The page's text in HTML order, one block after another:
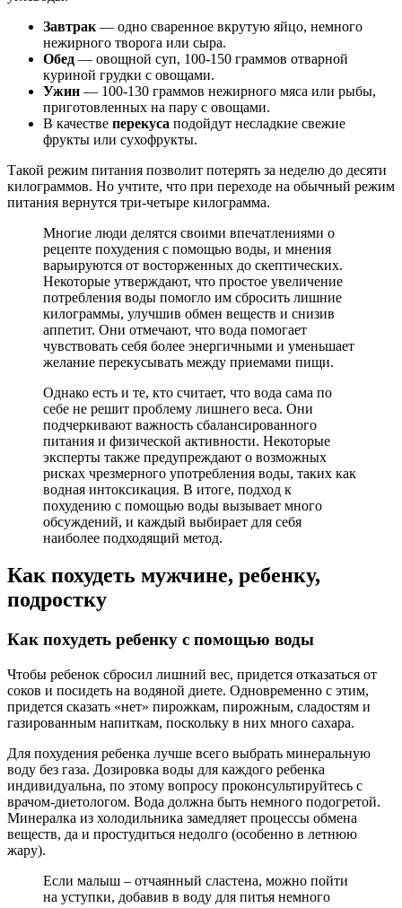
Завтрак — одно сваренное вкрутую яйцо, немного
нежирного творога или сыра.
Обед — овощной суп, 100-150 граммов отварной
куриной грудки с овощами.
Ужин — 100-130 граммов нежирного мяса или рыбы,
приготовленных на пару с овощами.
В качестве перекуса подойдут несладкие свежие
фрукты или сухофрукты.
Такой режим питания позволит потерять за неделю до десяти
килограммов. Но учтите, что при переходе на обычный режим
питания вернутся три-четыре килограмма.
Многие люди делятся своими впечатлениями о
рецепте похудения с помощью воды, и мнения
варьируются от восторженных до скептических.
Некоторые утверждают, что простое увеличение
потребления воды помогло им сбросить лишние
килограммы, улучшив обмен веществ и снизив
аппетит. Они отмечают, что вода помогает
чувствовать себя более энергичными и уменьшает
желание перекусывать между приемами пищи.
Однако есть и те, кто считает, что вода сама по
себе не решит проблему лишнего веса. Они
подчеркивают важность сбалансированного
питания и физической активности. Некоторые
эксперты также предупреждают о возможных
рисках чрезмерного употребления воды, таких как
водная интоксикация. В итоге, подход к
похудению с помощью воды вызывает много
обсуждений, и каждый выбирает для себя
наиболее подходящий метод.
Как похудеть мужчине, ребенку,
подростку
Как похудеть ребенку с помощью воды
Чтобы ребенок сбросил лишний вес, придется отказаться от
соков и посидеть на водяной диете. Одновременно с этим,
придется сказать «нет» пирожкам, пирожным, сладостям и
газированным напиткам, поскольку в них много сахара.
Для похудения ребенка лучше всего выбрать минеральную
воду без газа. Дозировка воды для каждого ребенка
индивидуальна, по этому вопросу проконсультируйтесь с
врачом-диетологом. Вода должна быть немного подогретой.
Минералка из холодильника замедляет процессы обмена
веществ, да и простудиться недолго (особенно в летнюю
жару).
Если малыш – отчаянный сластена, можно пойти
на уступки, добавив в воду для питья немного